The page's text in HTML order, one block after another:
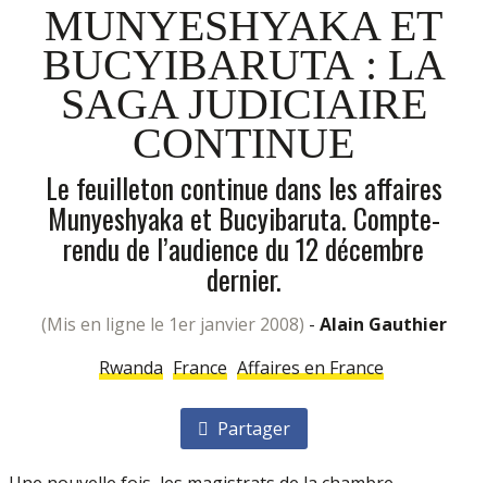
MUNYESHYAKA ET
BUCYIBARUTA : LA
SAGA JUDICIAIRE
CONTINUE
Le feuilleton continue dans les affaires
Munyeshyaka et Bucyibaruta. Compte-
rendu de l’audience du 12 décembre
dernier.
(mis en ligne le 1er janvier 2008) - Alain Gauthier
Rwanda France Affaires en France
Partager